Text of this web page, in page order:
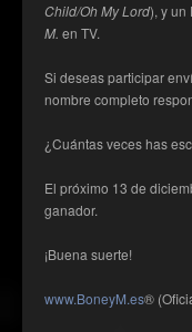
Child/Oh My Lord), y un
M. en TV.
Si deseas participar
nombre completo
¿Cuántas veces has
El próximo 13 de
ganador.
¡Buena suerte!
www.BoneyM.es®